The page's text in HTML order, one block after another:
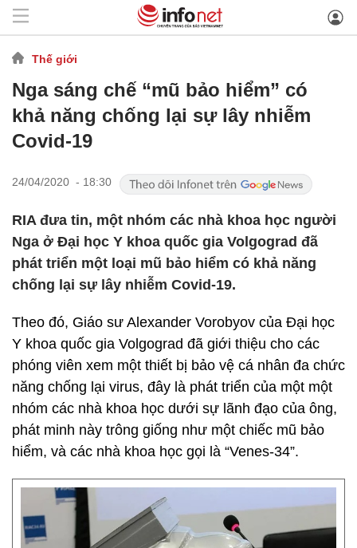
Thế giới
Nga sáng chế “mũ bảo hiểm” có
khả năng chống lại sự lây nhiễm
Covid-19
24/04/2020 - 18:30
RIA đưa tin, một nhóm các nhà khoa học người
Nga ở Đại học Y khoa quốc gia Volgograd đã
phát triển một loại mũ bảo hiểm có khả năng
chống lại sự lây nhiễm Covid-19.
Theo đó, Giáo sư Alexander Vorobyov của Đại học
Y khoa quốc gia Volgograd đã giới thiệu cho các
phóng viên xem một thiết bị bảo vệ cá nhân đa chức
năng chống lại virus, đây là phát triển của một một
nhóm các nhà khoa học dưới sự lãnh đạo của ông,
phát minh này trông giống như một chiếc mũ bảo
hiểm, và các nhà khoa học gọi là “Venes-34”.